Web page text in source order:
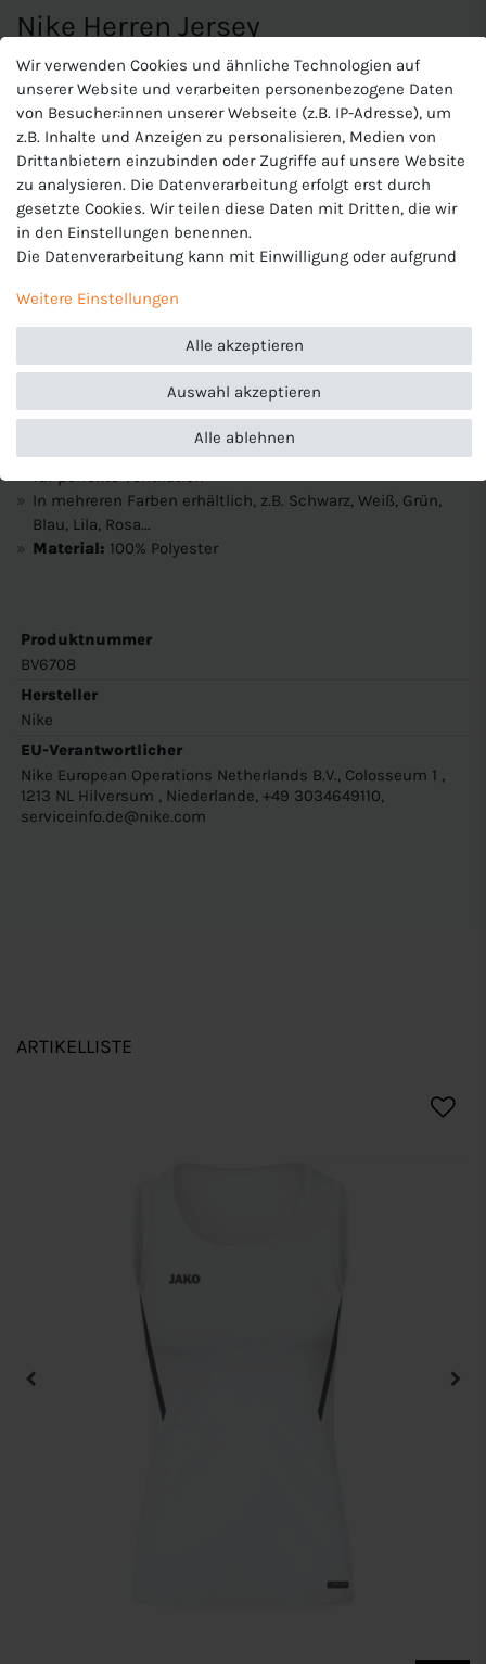
Nike Herren Jersey
Das Nike Park VII Shirt für Herren
hat folgende Eigenschaften:
Nike Park VII Shirt für Herren
ist ein bequemes
Sportshirt mit kurzen Ärmeln das sich für verschiedene
Sportarten eignet. Es ist das perfekte Shirt um damit sein
gesamtes Team einzukleiden!
Beständigkeit:Dieses Produkt wurde aus recyceltem
Eigenschaften:
Temperaturregulierung:
Dri-FIT Technologie sorgt für
angenehmen und trockenen Tragekomfort; Mesh-Einsätze
für perfekte Ventilation
In mehreren Farben erhältlich, z.B. Schwarz, Weiß, Grün,
Blau, Lila, Rosa...
Material: 100% Polyester
Produktnummer
BV6708
Hersteller
Nike
EU-Verantwortlicher
Nike European Operations Netherlands B.V., Colosseum 1 ,
1213 NL Hilversum , Niederlande, +49 3034649110,
serviceinfo.de@nike.com
ARTIKELLISTE
Wir verwenden Cookies und ähnliche Technologien auf
unserer Website und verarbeiten personenbezogene Daten
von Besucher:innen unserer Webseite (z.B. IP-Adresse), um
z.B. Inhalte und Anzeigen zu personalisieren, Medien von
Drittanbietern einzubinden oder Zugriffe auf unsere Website
zu analysieren. Die Datenverarbeitung erfolgt erst durch
gesetzte Cookies. Wir teilen diese Daten mit Dritten, die wir
in den Einstellungen benennen.
Die Datenverarbeitung kann mit Einwilligung oder aufgrund
kann erteilt oder abgelehnt werden. Es besteht das Recht,
nicht einzuwilligen und die Einwilligung zu einem späteren
Zeitpunkt zu ändern oder zu widerrufen. Beachten Sie unser
Impressumund weitere Hinweise zur Verwendung
personenbezogener Daten in unsererDaten­schutz­erklärung
Weitere Einstellungen
Alle akzeptieren
Alle ablehnen
Auswahl akzeptieren